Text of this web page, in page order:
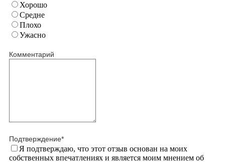
Хорошо
Средне
Плохо
Ужасно
Комментарий
Подтверждение*
Я подтверждаю, что этот отзыв основан на моих
собственных впечатлениях и является моим мнением об